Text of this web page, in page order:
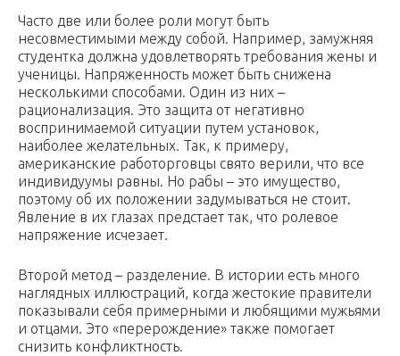
Часто две или более роли могут быть
несовместимыми между собой. Например, замужняя
студентка должна удовлетворять требования жены и
ученицы. Напряженность может быть снижена
несколькими способами. Один из них –
рационализация. Это защита от негативно
воспринимаемой ситуации путем установок,
наиболее желательных. Так, к примеру,
американские работорговцы свято верили, что все
индивидуумы равны. Но рабы – это имущество,
поэтому об их положении задумываться не стоит.
Явление в их глазах предстает так, что ролевое
напряжение исчезает.
Второй метод – разделение. В истории есть много
наглядных иллюстраций, когда жестокие правители
показывали себя примерными и любящими мужьями
и отцами. Это «перерождение» также помогает
снизить конфликтность.